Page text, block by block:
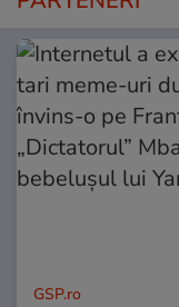
GSP.ro